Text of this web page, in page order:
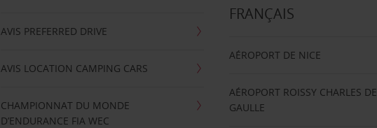
AVIS PREFERRED DRIVE
AVIS LOCATION CAMPING CARS
CHAMPIONNAT DU MONDE
D’ENDURANCE FIA WEC
FRANÇAIS
AÉROPORT DE NICE
AÉROPORT ROISSY CHARLES DE
GAULLE